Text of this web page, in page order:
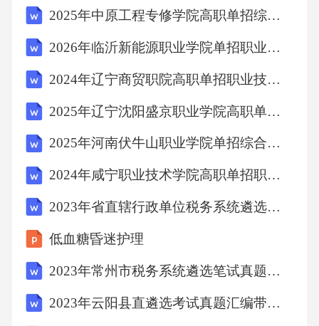
何公文
级主管部门
【答案】：C
9、小王在某房地产中介公司网站上得知，XX
小区有一套房屋要出租，于是找到中介公司要
求看房，在看房时，小王表示有些问题需要询
问房主，于是从中介公司手里拿到房主小明的
信息，私下与小明进行交易，根据我国《民法
典》的相关规定，下列说法正确的是（）。
2025年中原工程专修学院高职单招综合素质考试模拟试卷含完整答案详解（历年真题）
2026年临沂新能源职业学院单招职业技能考试模拟试卷及答案详解【名师系列】
2024年辽宁商贸职院高职单招职业技能考试题库及答案详解【真题汇编】
2025年辽宁沈阳盛京职业学院高职单招职业技能考试题库附完整答案详解【易错题】
2025年河南伏牛山职业学院单招综合素质考试题库附完整答案详解（各地真题）
2024年咸宁职业技术学院高职单招职业适应性测试考试模拟试卷（A卷）附答案详解
2023年省直辖行政单位税务系统遴选考试真题汇编带答案解析
低血糖昏迷护理
2023年常州市税务系统遴选笔试真题汇编附答案解析
2023年云阳县直遴选考试真题汇编带答案解析